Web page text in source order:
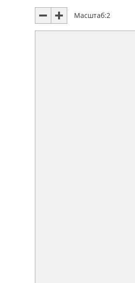
Масштаб:2